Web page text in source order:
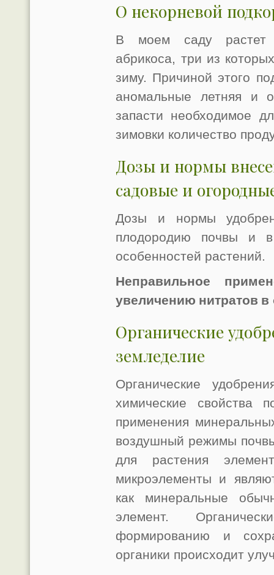
О некорневой
В моем саду растет
абрикоса, три из
зиму. Причиной этого
аномальные летняя и
запасти необходимое
зимовки количество
Дозы и нормы
садовые и
Дозы и нормы
плодородию почвы и
особенностей растений.
Неправильное
увеличению нитратов в
Органические
земледелие
Органические
химические свойства
применения
воздушный режимы
для растения
микроэлементы и
как минеральные
элемент.
формированию и
органики происходит